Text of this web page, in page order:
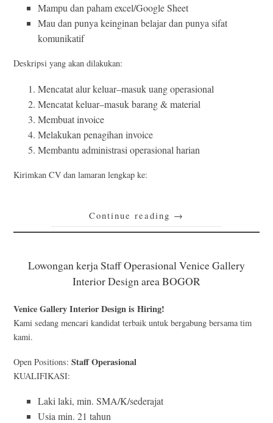
Mampu dan paham excel/Google Sheet
Mau dan punya keinginan belajar dan punya sifat
komunikatif
Deskripsi yang akan dilakukan:
Mencatat alur keluar–masuk uang operasional
Mencatat keluar–masuk barang & material
Membuat invoice
Melakukan penagihan invoice
Membantu administrasi operasional harian
Kirimkan CV dan lamaran lengkap ke:
Continue reading →
Lowongan kerja Staff Operasional Venice Gallery
Interior Design area BOGOR
Venice Gallery Interior Design is Hiring!
Kami sedang mencari kandidat terbaik untuk bergabung bersama tim
kami.
Open Positions:Staff Operasional
KUALIFIKASI:
Laki laki, min. SMA/K/sederajat
Usia min. 21 tahun